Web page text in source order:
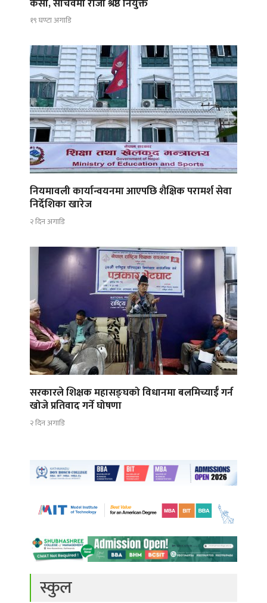
केसी, सचिवमा रोजी श्रेष्ठ नियुक्त
१९ घण्टा अगाडि
नियमावली कार्यान्वयनमा आएपछि शैक्षिक परामर्श सेवा
निर्देशिका खारेज
२ दिन अगाडि
सरकारले शिक्षक महासङ्घको विधानमा बलमिच्याईँ गर्न
खोजे प्रतिवाद गर्ने घोषणा
२ दिन अगाडि
स्कुल